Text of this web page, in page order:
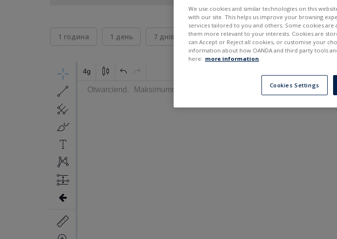
1 година 1 день 7 днів 30 днів 6 місяців
We use cookies and similar technologies on this
with our site. This helps us improve your browsing
services tailored to you and others. Some cookies are
them more relevant to your interests. Cookies are
can Accept or Reject all cookies, or customise your
information about how OANDA and third party tools
here: more information
Cookies Settings